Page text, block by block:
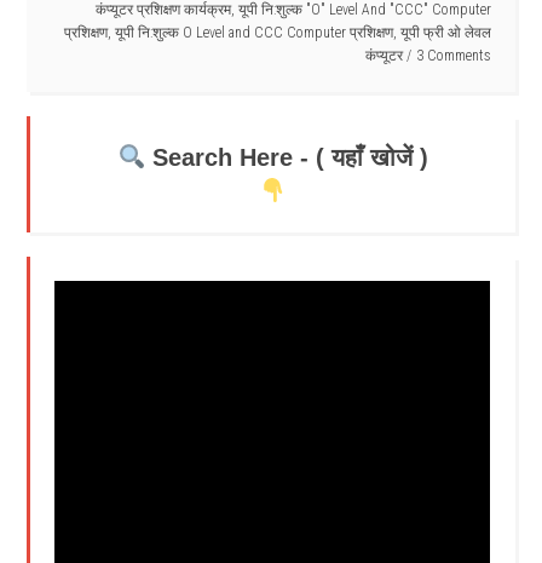
कंप्यूटर प्रशिक्षण कार्यक्रम, यूपी नि:शुल्क "O" Level And "CCC" Computer
प्रशिक्षण, यूपी नि:शुल्क O Level and CCC Computer प्रशिक्षण, यूपी फ्री ओ लेवल
कंप्यूटर
3 Comments
Search Here - ( यहाँ खोजें )